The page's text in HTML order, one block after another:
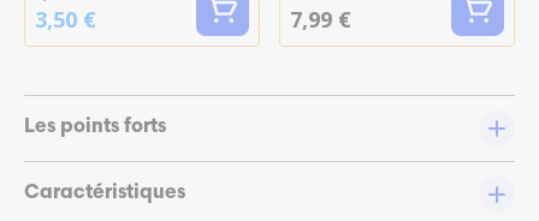
3,50 € 7,99 €
Les points forts
Caractéristiques